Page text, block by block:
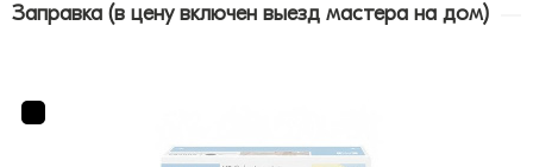
Заправка (в цену включен выезд мастера на дом)